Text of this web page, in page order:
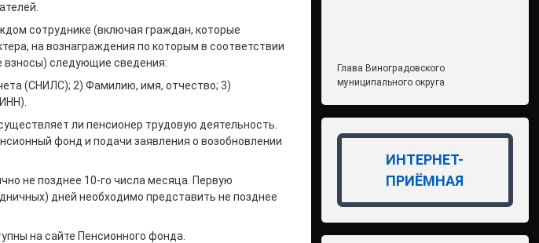
сотруднике (включая граждан, которые
на вознаграждения по которым в соответствии
взносы) следующие сведения:
(СНИЛС); 2) Фамилию, имя, отчество; 3)
ли пенсионер трудовую деятельность.
фонд и подачи заявления о возобновлении
не позднее 10-го числа месяца. Первую
дней необходимо представить не позднее
на сайте Пенсионного фонда.
Глава Виноградовского
муниципального округа
ИНТЕРНЕТ-
ПРИЁМНАЯ